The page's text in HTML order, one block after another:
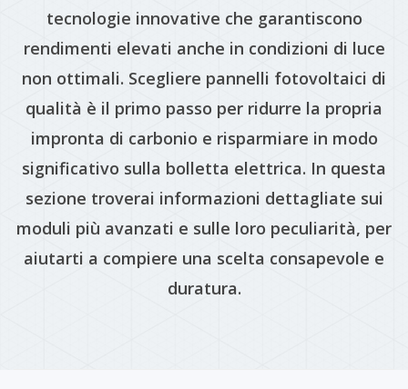
tecnologie innovative che garantiscono
rendimenti elevati anche in condizioni di luce
non ottimali. Scegliere pannelli fotovoltaici di
qualità è il primo passo per ridurre la propria
impronta di carbonio e risparmiare in modo
significativo sulla bolletta elettrica. In questa
sezione troverai informazioni dettagliate sui
moduli più avanzati e sulle loro peculiarità, per
aiutarti a compiere una scelta consapevole e
duratura.